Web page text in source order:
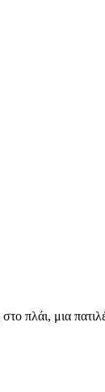
πλάι, μια